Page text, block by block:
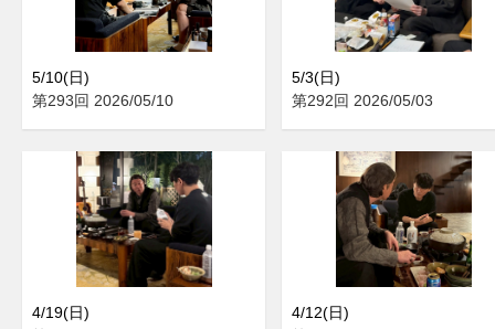
5/10(日)
第293回 2026/05/10
5/3(日)
第292回 2026/05/03
4/19(日)
4/12(日)